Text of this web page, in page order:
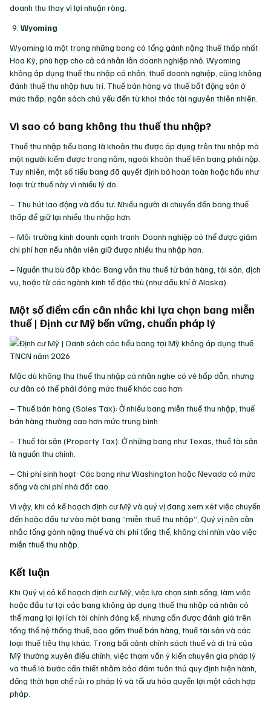
doanh thu thay vì lợi nhuận ròng.
Wyoming
Wyoming là một trong những bang có tổng gánh nặng thuế thấp nhất
Hoa Kỳ, phù hợp cho cả cá nhân lẫn doanh nghiệp nhỏ. Wyoming
không áp dụng thuế thu nhập cá nhân, thuế doanh nghiệp, cũng không
đánh thuế thu nhập hưu trí. Thuế bán hàng và thuế bất động sản ở
mức thấp, ngân sách chủ yếu đến từ khai thác tài nguyên thiên nhiên.
Vì sao có bang không thu thuế thu nhập?
Thuế thu nhập tiểu bang là khoản thu được áp dụng trên thu nhập mà
một người kiếm được trong năm, ngoài khoản thuế liên bang phải nộp.
Tuy nhiên, một số tiểu bang đã quyết định bỏ hoàn toàn hoặc hầu như
loại trừ thuế này vì nhiều lý do:
– Thu hút lao động và đầu tư: Nhiều người di chuyển đến bang thuế
thấp để giữ lại nhiều thu nhập hơn.
– Môi trường kinh doanh cạnh tranh: Doanh nghiệp có thể được giảm
chi phí hơn nếu nhân viên giữ được nhiều thu nhập hơn.
– Nguồn thu bù đắp khác: Bang vẫn thu thuế từ bán hàng, tài sản, dịch
vụ, hoặc từ các ngành kinh tế đặc thù (như dầu khí ở Alaska).
Một số điểm cần cân nhắc khi lựa chọn bang miễn
thuế | Định cư Mỹ bền vững, chuẩn pháp lý
Mặc dù không thu thuế thu nhập cá nhân nghe có vẻ hấp dẫn, nhưng
cư dân có thể phải đóng mức thuế khác cao hơn:
– Thuế bán hàng (Sales Tax): Ở nhiều bang miễn thuế thu nhập, thuế
bán hàng thường cao hơn mức trung bình.
– Thuế tài sản (Property Tax): Ở những bang như Texas, thuế tài sản
là nguồn thu chính.
– Chi phí sinh hoạt: Các bang như Washington hoặc Nevada có mức
sống và chi phí nhà đất cao.
Vì vậy, khi có kế hoạch định cư Mỹ và quý vị đang xem xét việc chuyển
đến hoặc đầu tư vào một bang “miễn thuế thu nhập”, Quý vị nên cân
nhắc tổng gánh nặng thuế và chi phí tổng thể, không chỉ nhìn vào việc
miễn thuế thu nhập.
Kết luận
Khi Quý vị có kế hoạch định cư Mỹ, việc lựa chọn sinh sống, làm việc
hoặc đầu tư tại các bang không áp dụng thuế thu nhập cá nhân có
thể mang lại lợi ích tài chính đáng kể, nhưng cần được đánh giá trên
tổng thể hệ thống thuế, bao gồm thuế bán hàng, thuế tài sản và các
loại thuế tiêu thụ khác. Trong bối cảnh chính sách thuế và di trú của
Mỹ thường xuyên điều chỉnh, việc tham vấn ý kiến chuyên gia pháp lý
và thuế là bước cần thiết nhằm bảo đảm tuân thủ quy định hiện hành,
đồng thời hạn chế rủi ro pháp lý và tối ưu hóa quyền lợi một cách hợp
pháp.